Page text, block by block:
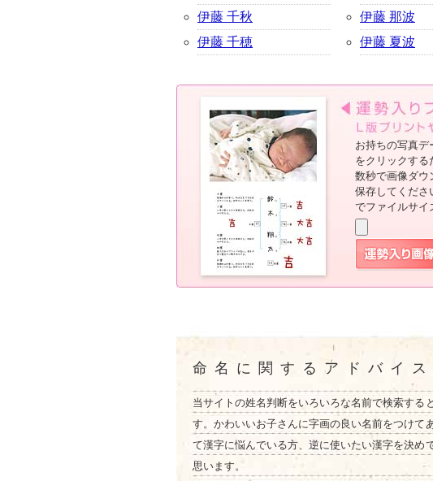
伊藤 千秋
伊藤 千穂
伊藤 那波
伊藤 夏波
お持ちの写真デ
をクリックする
数秒で画像ダウ
保存してくださ
でファイルサイ
命名に関するアドバイス
当サイトの姓名判断をいろいろな名前で検索する
す。かわいいお子さんに字画の良い名前をつけて
て漢字に悩んでいる方、逆に使いたい漢字を決め
思います。